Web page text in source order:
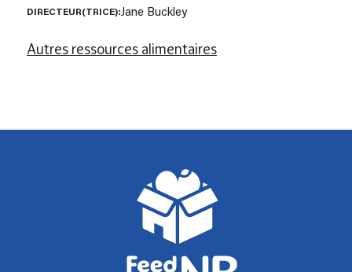
DIRECTEUR(TRICE):Jane Buckley
Autres ressources alimentaires